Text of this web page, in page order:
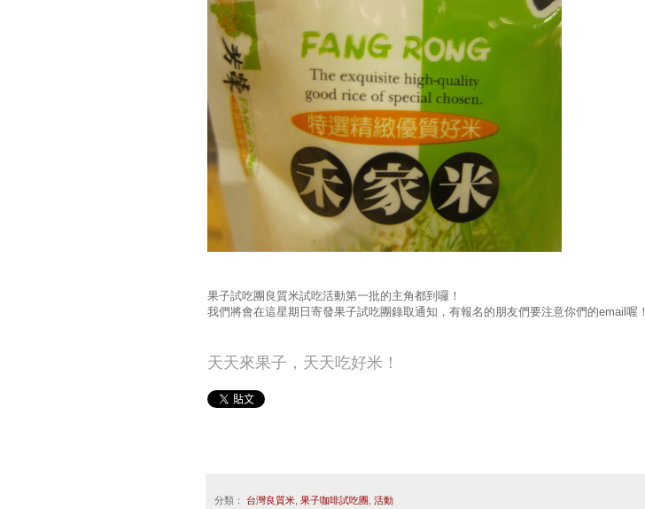
果子試吃團良質米試吃活動第一批的主角都到囉！
我們將會在這星期日寄發果子試吃團錄取通知，有報名的朋友們要注意你們的email喔！
天天來果子，天天吃好米！
分類： 台灣良質米 果子咖啡試吃團 活動